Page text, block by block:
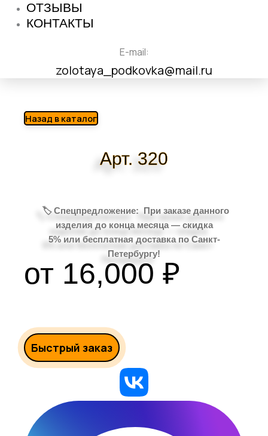
ОТЗЫВЫ
КОНТАКТЫ
E-mail:
zolotaya_podkovka@mail.ru
Назад в каталог
Арт. 320
🏷️ Спецпредложение: При заказе данного
изделия до конца месяца — скидка
5%или бесплатная доставкапо Санкт-
Петербургу!
16,000 ₽
Быстрый заказ